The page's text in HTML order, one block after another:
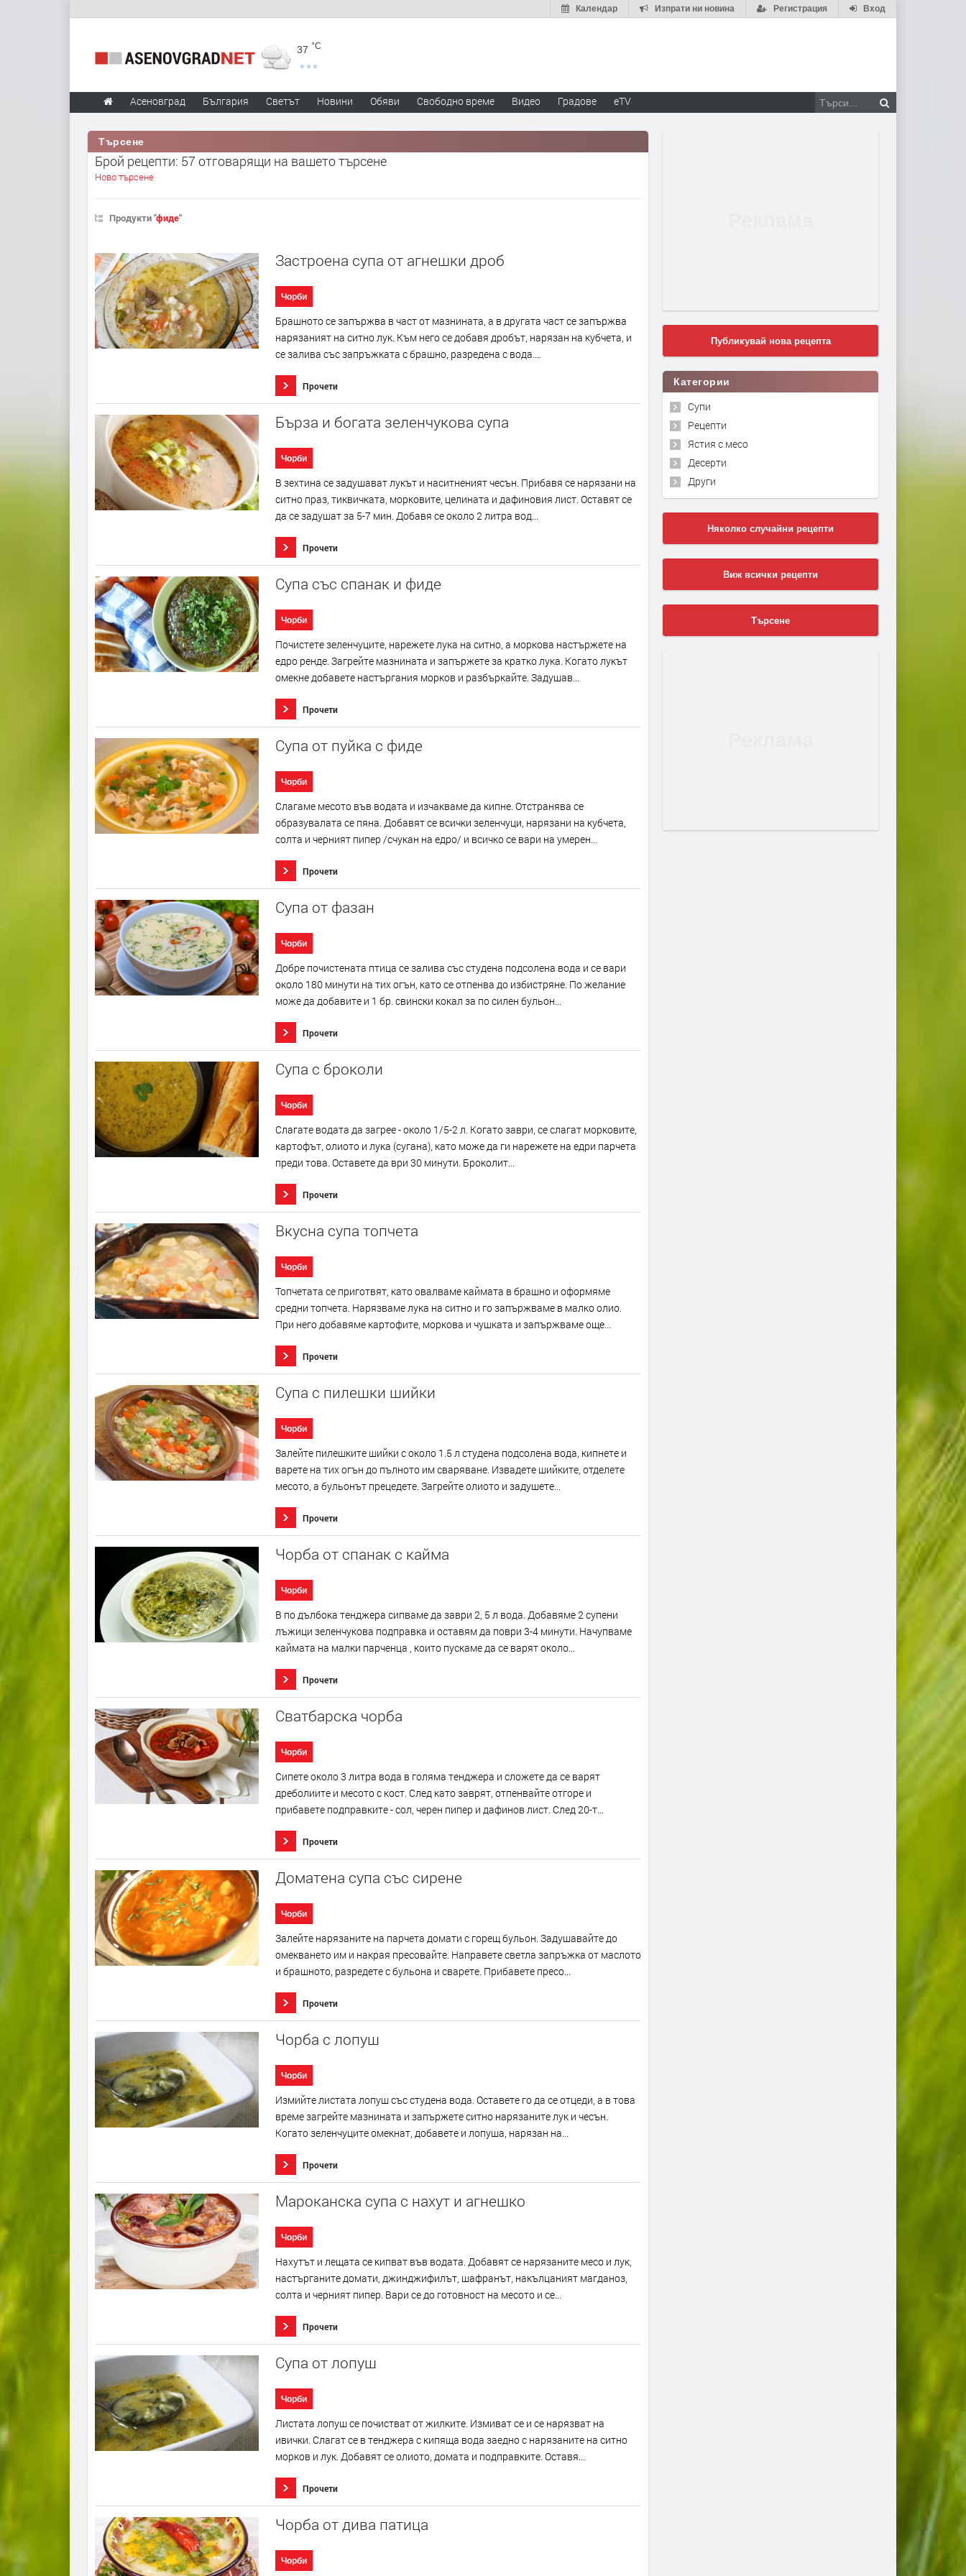
Вход
Регистрация
Изпрати ни новина
Календар
37 °C
Асеновград България Светът Новини Обяви Свободно време Видео Градове eTV
Търсене
Брой рецепти: 57 отговарящи на вашето търсене
Ново търсене
Продукти "фиде"
Застроена супа от агнешки дроб
Чорби
Брашното се запържва в част от мазнината, а в другата част се запържва
нарязаният на ситно лук. Към него се добавя дробът, нарязан на кубчета, и
се залива със запръжката с брашно, разредена с вода....
Прочети
Бърза и богата зеленчукова супа
Чорби
В зехтина се задушават лукът и наситненият чесън. Прибавя се нарязани на
ситно праз, тиквичката, морковите, целината и дафиновия лист. Оставят се
да се задушат за 5-7 мин. Добавя се около 2 литра вод...
Прочети
Супа със спанак и фиде
Чорби
Почистете зеленчуците, нарежете лука на ситно, а моркова настържете на
едро ренде. Загрейте мазнината и запържете за кратко лука. Когато лукът
омекне добавете настъргания морков и разбъркайте. Задушав...
Прочети
Супа от пуйка с фиде
Чорби
Слагаме месото във водата и изчакваме да кипне. Отстранява се
образувалата се пяна. Добавят се всички зеленчуци, нарязани на кубчета,
солта и черният пипер /счукан на едро/ и всичко се вари на умерен...
Прочети
Супа от фазан
Чорби
Добре почистената птица се залива със студена подсолена вода и се вари
около 180 минути на тих огън, като се отпенва до избистряне. По желание
може да добавите и 1 бр. свински кокал за по силен бульон...
Прочети
Супа с броколи
Чорби
Слагате водата да загрее - около 1/5-2 л. Когато заври, се слагат морковите,
картофът, олиото и лука (сугана), като може да ги нарежете на едри парчета
преди това. Оставете да ври 30 минути. Броколит...
Прочети
Вкусна супа топчета
Чорби
Топчетата се приготвят, като овалваме каймата в брашно и оформяме
средни топчета. Нарязваме лука на ситно и го запържваме в малко олио.
При него добавяме картофите, моркова и чушката и запържваме още...
Прочети
Супа с пилешки шийки
Чорби
Залейте пилешките шийки с около 1.5 л студена подсолена вода, кипнете и
варете на тих огън до пълното им сваряване. Извадете шийките, отделете
месото, а бульонът прецедете. Загрейте олиото и задушете...
Прочети
Чорба от спанак с кайма
Чорби
В по дълбока тенджера сипваме да заври 2, 5 л вода. Добавяме 2 супени
лъжици зеленчукова подправка и оставям да поври 3-4 минути. Начупваме
каймата на малки парченца , които пускаме да се варят около...
Прочети
Сватбарска чорба
Чорби
Сипете около 3 литра вода в голяма тенджера и сложете да се варят
дреболиите и месото с кост. След като заврят, отпенвайте отгоре и
прибавете подправките - сол, черeн пипер и дафинов лист. След 20-т...
Прочети
Доматена супа със сирене
Чорби
Залейте нарязаните на парчета домати с горещ бульон. Задушавайте до
омекването им и накрая пресовайте. Направете светла запръжка от маслото
и брашното, разредете с бульона и сварете. Прибавете пресо...
Прочети
Чорба с лопуш
Чорби
Измийте листата лопуш със студена вода. Оставете го да се отцеди, а в това
време загрейте мазнината и запържете ситно нарязаните лук и чесън.
Когато зеленчуците омекнат, добавете и лопуша, нарязан на...
Прочети
Мароканска супа с нахут и агнешко
Чорби
Нахутът и лещата се кипват във водата. Добавят се нарязаните месо и лук,
настърганите домати, джинджифилът, шафранът, накълцаният магданоз,
солта и черният пипер. Вари се до готовност на месото и се...
Прочети
Супа от лопуш
Чорби
Листата лопуш се почистват от жилките. Измиват се и се нарязват на
ивички. Слагат се в тенджера с кипяща вода заедно с нарязаните на ситно
морков и лук. Добавят се олиото, домата и подправките. Оставя...
Прочети
Чорба от дива патица
Чорби
Публикувай нова рецепта
Категории
Супи
Рецепти
Ястия с месо
Десерти
Други
Няколко случайни рецепти
Виж всички рецепти
Търсене